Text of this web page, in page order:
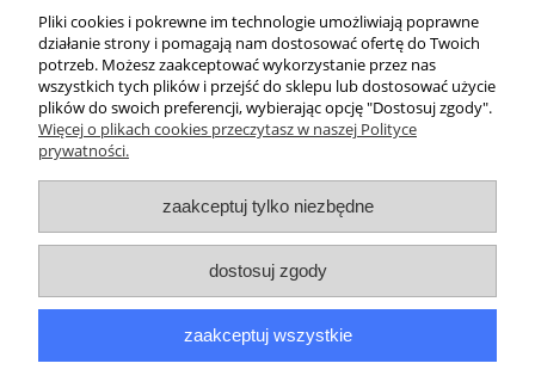
Pomoc
Moje konto
Płatności i dostawa
Informacje
O nas
Pliki cookies i pokrewne im technologie umożliwiają poprawne
działanie strony i pomagają nam dostosować ofertę do Twoich
potrzeb. Możesz zaakceptować wykorzystanie przez nas
wszystkich tych plików i przejść do sklepu lub dostosować użycie
plików do swoich preferencji, wybierając opcję "Dostosuj zgody".
Więcej o plikach cookies przeczytasz w naszej Polityce
prywatności.
zaakceptuj tylko niezbędne
dostosuj zgody
zaakceptuj wszystkie